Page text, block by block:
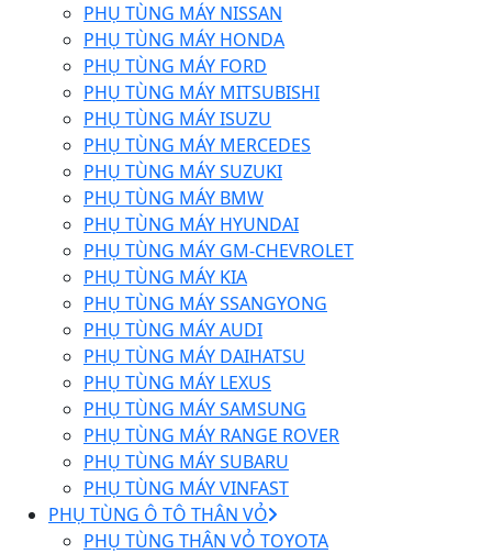
PHỤ TÙNG MÁY NISSAN
PHỤ TÙNG MÁY HONDA
PHỤ TÙNG MÁY FORD
PHỤ TÙNG MÁY MITSUBISHI
PHỤ TÙNG MÁY ISUZU
PHỤ TÙNG MÁY MERCEDES
PHỤ TÙNG MÁY SUZUKI
PHỤ TÙNG MÁY BMW
PHỤ TÙNG MÁY HYUNDAI
PHỤ TÙNG MÁY GM-CHEVROLET
PHỤ TÙNG MÁY KIA
PHỤ TÙNG MÁY SSANGYONG
PHỤ TÙNG MÁY AUDI
PHỤ TÙNG MÁY DAIHATSU
PHỤ TÙNG MÁY LEXUS
PHỤ TÙNG MÁY SAMSUNG
PHỤ TÙNG MÁY RANGE ROVER
PHỤ TÙNG MÁY SUBARU
PHỤ TÙNG MÁY VINFAST
PHỤ TÙNG Ô TÔ THÂN VỎ
PHỤ TÙNG THÂN VỎ TOYOTA